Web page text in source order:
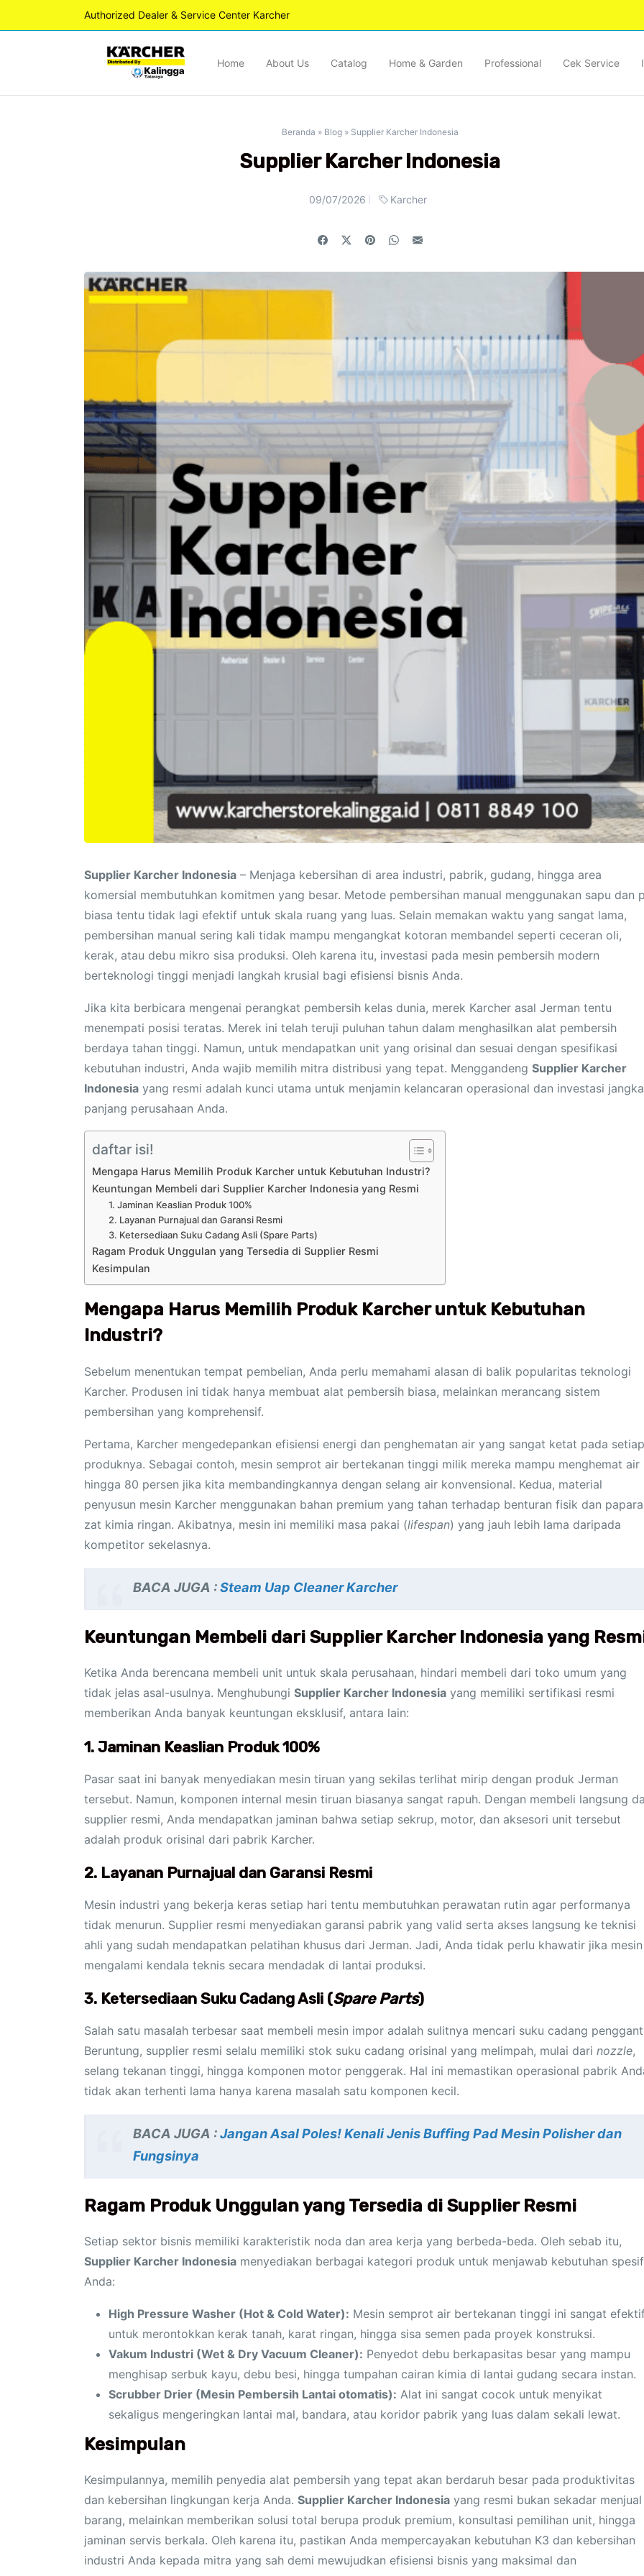
Authorized Dealer & Service Center Karcher
Home About Us Catalog Home & Garden Professional Cek Service
Beranda » Blog» Supplier Karcher Indonesia
Supplier Karcher Indonesia
09/07/2026 Karcher
Supplier Karcher Indonesia – Menjaga kebersihan di area industri, pabrik, gudang, hingga area
komersial membutuhkan komitmen yang besar. Metode pembersihan manual menggunakan sapu dan
biasa tentu tidak lagi efektif untuk skala ruang yang luas. Selain memakan waktu yang sangat lama,
pembersihan manual sering kali tidak mampu mengangkat kotoran membandel seperti ceceran oli,
kerak, atau debu mikro sisa produksi. Oleh karena itu, investasi pada mesin pembersih modern
berteknologi tinggi menjadi langkah krusial bagi efisiensi bisnis Anda.
Jika kita berbicara mengenai perangkat pembersih kelas dunia, merek Karcher asal Jerman tentu
menempati posisi teratas. Merek ini telah teruji puluhan tahun dalam menghasilkan alat pembersih
berdaya tahan tinggi. Namun, untuk mendapatkan unit yang orisinal dan sesuai dengan spesifikasi
kebutuhan industri, Anda wajib memilih mitra distribusi yang tepat. Menggandeng Supplier Karcher
Indonesia yang resmi adalah kunci utama untuk menjamin kelancaran operasional dan investasi jangka
panjang perusahaan Anda.
daftar isi!
Mengapa Harus Memilih Produk Karcher untuk Kebutuhan Industri?
Keuntungan Membeli dari Supplier Karcher Indonesia yang Resmi
1. Jaminan Keaslian Produk 100%
2. Layanan Purnajual dan Garansi Resmi
3. Ketersediaan Suku Cadang Asli (Spare Parts)
Ragam Produk Unggulan yang Tersedia di Supplier Resmi
Kesimpulan
Mengapa Harus Memilih Produk Karcher untuk Kebutuhan
Industri?
Sebelum menentukan tempat pembelian, Anda perlu memahami alasan di balik popularitas teknologi
Karcher. Produsen ini tidak hanya membuat alat pembersih biasa, melainkan merancang sistem
pembersihan yang komprehensif.
Pertama, Karcher mengedepankan efisiensi energi dan penghematan air yang sangat ketat pada setiap
produknya. Sebagai contoh, mesin semprot air bertekanan tinggi milik mereka mampu menghemat air
hingga 80 persen jika kita membandingkannya dengan selang air konvensional. Kedua, material
penyusun mesin Karcher menggunakan bahan premium yang tahan terhadap benturan fisik dan
zat kimia ringan. Akibatnya, mesin ini memiliki masa pakai (lifespan) yang jauh lebih lama daripada
kompetitor sekelasnya.
BACA JUGA :Steam Uap Cleaner Karcher
Keuntungan Membeli dari Supplier Karcher Indonesia yang
Ketika Anda berencana membeli unit untuk skala perusahaan, hindari membeli dari toko umum yang
tidak jelas asal-usulnya. Menghubungi Supplier Karcher Indonesia yang memiliki sertifikasi resmi
memberikan Anda banyak keuntungan eksklusif, antara lain:
1. Jaminan Keaslian Produk 100%
Pasar saat ini banyak menyediakan mesin tiruan yang sekilas terlihat mirip dengan produk Jerman
tersebut. Namun, komponen internal mesin tiruan biasanya sangat rapuh. Dengan membeli langsung
supplier resmi, Anda mendapatkan jaminan bahwa setiap sekrup, motor, dan aksesori unit tersebut
adalah produk orisinal dari pabrik Karcher.
2. Layanan Purnajual dan Garansi Resmi
Mesin industri yang bekerja keras setiap hari tentu membutuhkan perawatan rutin agar performanya
tidak menurun. Supplier resmi menyediakan garansi pabrik yang valid serta akses langsung ke teknisi
ahli yang sudah mendapatkan pelatihan khusus dari Jerman. Jadi, Anda tidak perlu khawatir jika mesin
mengalami kendala teknis secara mendadak di lantai produksi.
3. Ketersediaan Suku Cadang Asli (Spare Parts)
Salah satu masalah terbesar saat membeli mesin impor adalah sulitnya mencari suku cadang
Beruntung, supplier resmi selalu memiliki stok suku cadang orisinal yang melimpah, mulai dari nozzle,
selang tekanan tinggi, hingga komponen motor penggerak. Hal ini memastikan operasional pabrik
tidak akan terhenti lama hanya karena masalah satu komponen kecil.
BACA JUGA :Jangan Asal Poles! Kenali Jenis Buffing Pad Mesin Polisher dan
Fungsinya
Ragam Produk Unggulan yang Tersedia di Supplier Resmi
Setiap sektor bisnis memiliki karakteristik noda dan area kerja yang berbeda-beda. Oleh sebab itu,
Supplier Karcher Indonesia menyediakan berbagai kategori produk untuk menjawab kebutuhan
Anda:
High Pressure Washer (Hot & Cold Water): Mesin semprot air bertekanan tinggi ini sangat
untuk merontokkan kerak tanah, karat ringan, hingga sisa semen pada proyek konstruksi.
Vakum Industri (Wet & Dry Vacuum Cleaner): Penyedot debu berkapasitas besar yang mampu
menghisap serbuk kayu, debu besi, hingga tumpahan cairan kimia di lantai gudang secara instan.
Scrubber Drier (Mesin Pembersih Lantai otomatis): Alat ini sangat cocok untuk menyikat
sekaligus mengeringkan lantai mal, bandara, atau koridor pabrik yang luas dalam sekali lewat.
Kesimpulan
Kesimpulannya, memilih penyedia alat pembersih yang tepat akan berdaruh besar pada produktivitas
dan kebersihan lingkungan kerja Anda. Supplier Karcher Indonesia yang resmi bukan sekadar menjual
barang, melainkan memberikan solusi total berupa produk premium, konsultasi pemilihan unit, hingga
jaminan servis berkala. Oleh karena itu, pastikan Anda mempercayakan kebutuhan K3 dan kebersihan
industri Anda kepada mitra yang sah demi mewujudkan efisiensi bisnis yang maksimal dan